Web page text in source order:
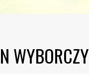
WYBORCZY